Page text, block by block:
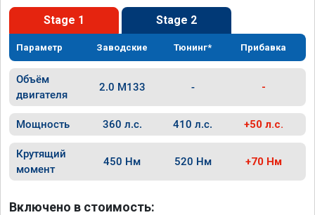
Stage 1 Stage 2
Параметр Заводские Тюнинг* Прибавка
Объём
двигателя
2.0 M133 - -
Мощность 360 л.с. 410 л.с. +50 л.с.
Крутящий
момент
450 Нм 520 Нм +70 Нм
Включено в стоимость: